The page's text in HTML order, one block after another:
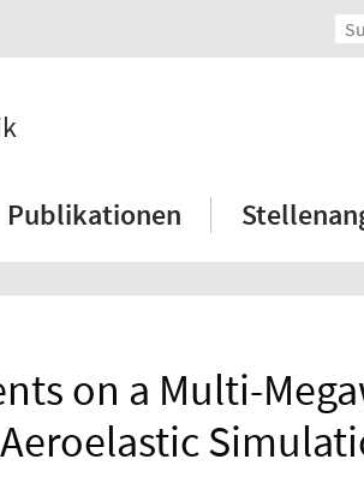
Publikationen
on a Multi-